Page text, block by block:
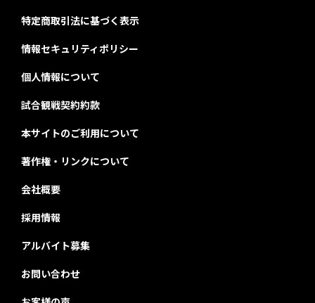
特定商取引法に基づく表示
情報セキュリティポリシー
個人情報について
試合観戦契約約款
本サイトのご利用について
著作権・リンクについて
会社概要
採用情報
アルバイト募集
お問い合わせ